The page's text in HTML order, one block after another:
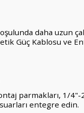
daha uzun
Güç Kablosu ve
parmakları, 1/
entegre edin.